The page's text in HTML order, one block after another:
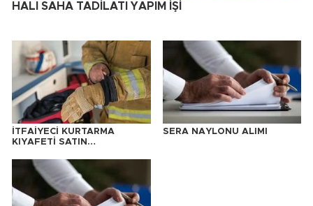
HALI SAHA TADİLATI YAPIM İŞİ
İTFAİYECİ KURTARMA
KIYAFETİ SATIN
SERA NAYLONU ALIMI